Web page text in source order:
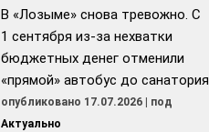
В «Лозыме» снова тревожно. С
1 сентября из-за нехватки
бюджетных денег отменили
«прямой» автобус до санатория
опубликовано 17.07.2026 | под
Актуально